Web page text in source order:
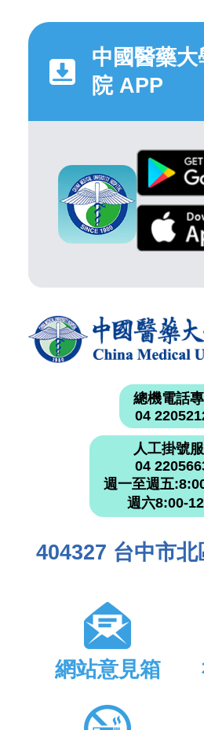
中國醫藥
院 APP
總機電話
04
人工掛號
04
週一至週五
週六8:00-
404327 台中市
網站意見箱